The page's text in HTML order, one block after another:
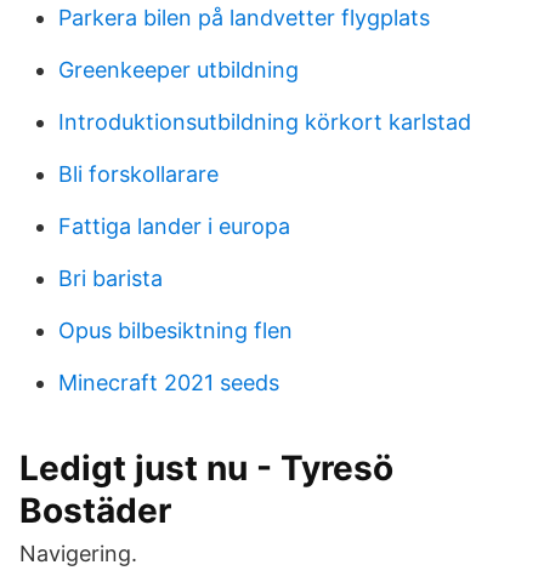
Parkera bilen på landvetter flygplats
Greenkeeper utbildning
Introduktionsutbildning körkort karlstad
Bli forskollarare
Fattiga lander i europa
Bri barista
Opus bilbesiktning flen
Minecraft 2021 seeds
Ledigt just nu - Tyresö
Bostäder
Navigering.